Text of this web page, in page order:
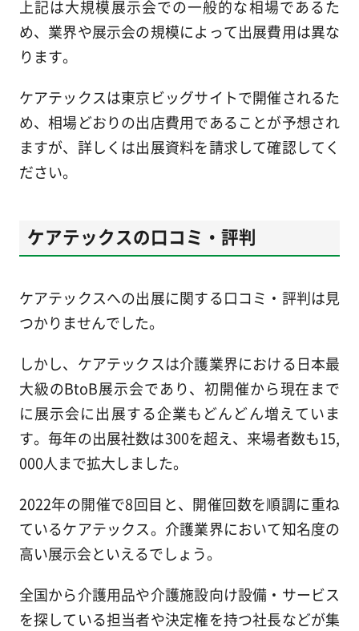
上記は大規模展示会での一般的な相場であるた
め、業界や展示会の規模によって出展費用は異な
ります。
ケアテックスは東京ビッグサイトで開催されるた
め、相場どおりの出店費用であることが予想され
ますが、詳しくは出展資料を請求して確認してく
ださい。
ケアテックスの口コミ・評判
ケアテックスへの出展に関する口コミ・評判は見
つかりませんでした。
しかし、ケアテックスは介護業界における日本最
大級のBtoB展示会であり、初開催から現在まで
に展示会に出展する企業もどんどん増えていま
す。毎年の出展社数は300を超え、来場者数も15,
000人まで拡大しました。
2022年の開催で8回目と、開催回数を順調に重ね
ているケアテックス。介護業界において知名度の
高い展示会といえるでしょう。
全国から介護用品や介護施設向け設備・サービス
を探している担当者や決定権を持つ社長などが集